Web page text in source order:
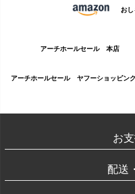
お
アーチホールセール 本店
アーチホールセール ヤフーショッピン
お
配送